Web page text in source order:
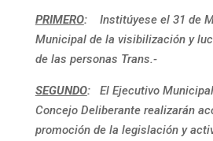
PRIMERO:Institúyese el 31 de
Municipal de la visibilización y
de las personas Trans.-
SEGUNDO: El Ejecutivo
Concejo Deliberante realizarán
promoción de la legislación y